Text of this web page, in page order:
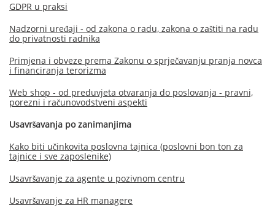
GDPR u praksi
Nadzorni uređaji - od zakona o radu, zakona o zaštiti na radu
do privatnosti radnika
Primjena i obveze prema Zakonu o sprječavanju pranja novca
i financiranja terorizma
Web shop - od preduvjeta otvaranja do poslovanja - pravni,
porezni i računovodstveni aspekti
Usavršavanja po zanimanjima
Kako biti učinkovita poslovna tajnica (poslovni bon ton za
tajnice i sve zaposlenike)
Usavršavanje za agente u pozivnom centru
Usavršavanje za HR managere